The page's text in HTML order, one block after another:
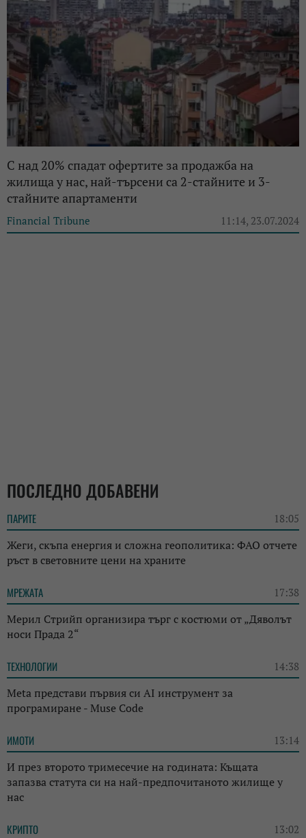
С над 20% спадат офертите за продажба на
жилища у нас, най-търсени са 2-стайните и 3-
стайните апартаменти
Financial Tribune 11:14, 23.07.2024
ПОСЛЕДНО ДОБАВЕНИ
ПАРИТЕ 18:05
Жеги, скъпа енергия и сложна геополитика: ФАО отчете
ръст в световните цени на храните
МРЕЖАТА 17:38
Мерил Стрийп организира търг с костюми от „Дяволът
носи Прада 2“
ТЕХНОЛОГИИ 14:38
Meta представи първия си AI инструмент за
програмиране - Muse Code
ИМОТИ 13:14
И през второто тримесечие на годината: Къщата
запазва статута си на най-предпочитаното жилище у
нас
КРИПТО 13:02